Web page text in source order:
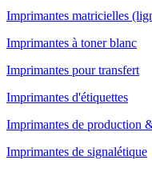
Imprimantes matricielles
Imprimantes à toner blanc
Imprimantes pour transfert
Imprimantes d'étiquettes
Imprimantes de production
Imprimantes de signalétique